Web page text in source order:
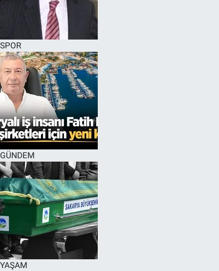
SPOR
GÜNDEM
YAŞAM